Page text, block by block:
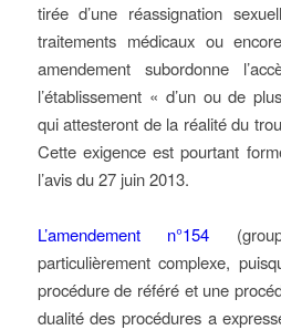
tirée d’une réassignation
traitements médicaux ou
amendement subordonne
l’établissement « d’un ou de
qui attesteront de la réalité du
Cette exigence est pourtant
l’avis du 27 juin 2013.
L’amendement n°154
particulièrement complexe,
procédure de référé et une
dualité des procédures a